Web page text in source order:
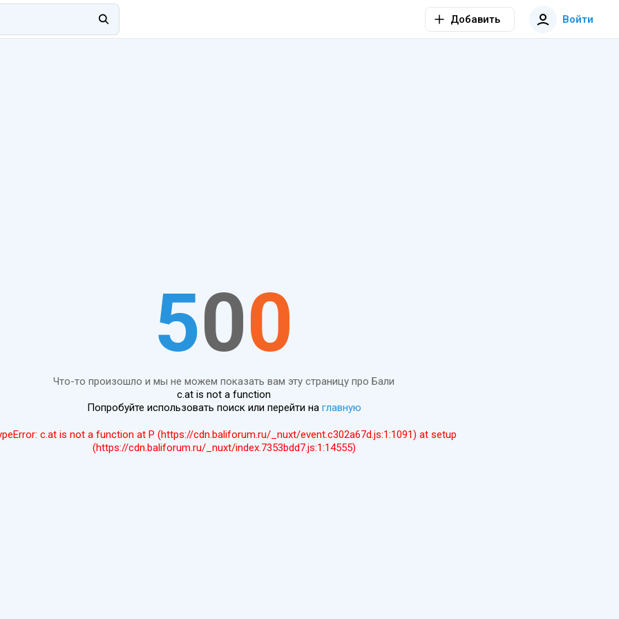
Добавить Войти
500
Что-то произошло и мы не можем показать вам эту страницу про Бали
c.at is not a function
Попробуйте использовать поиск или перейти на главную
c.at is not a function at P (https://cdn.baliforum.ru/_nuxt/event.c302a67d.js:1:1091) at setup
(https://cdn.baliforum.ru/_nuxt/index.7353bdd7.js:1:14555)